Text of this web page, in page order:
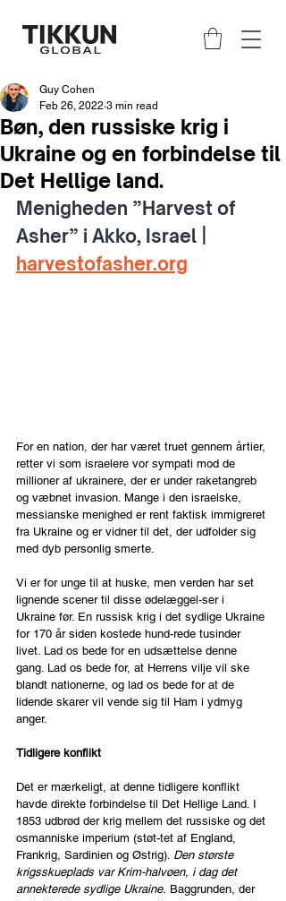
Bøn, den russiske krig i
Ukraine og en forbindelse til
Det Hellige land.
Guy Cohen
Feb 26, 2022 3 min read
Menigheden ”Harvest of
Asher” i Akko, Israel |
harvestofasher.org
For en nation, der har været truet gennem årtier,
retter vi som israelere vor sympati mod de
millioner af ukrainere, der er under raketangreb
og væbnet invasion. Mange i den israelske,
messianske menighed er rent faktisk immigreret
fra Ukraine og er vidner til det, der udfolder sig
med dyb personlig smerte.
Vi er for unge til at huske, men verden har set
lignende scener til disse ødelæggel-ser i
Ukraine før. En russisk krig i det sydlige Ukraine
for 170 år siden kostede hund-rede tusinder
livet. Lad os bede for en udsættelse denne
gang. Lad os bede for, at Herrens vilje vil ske
blandt nationerne, og lad os bede for at de
lidende skarer vil vende sig til Ham i ydmyg
anger.
Tidligere konflikt
Det er mærkeligt, at denne tidligere konflikt
havde direkte forbindelse til Det Hellige Land. I
1853 udbrød der krig mellem det russiske og det
osmanniske imperium (støt-tet af England,
Frankrig, Sardinien og Østrig). Den største
krigsskueplads var Krim-halvøen, i dag det
annekterede sydlige Ukraine. Baggrunden, der